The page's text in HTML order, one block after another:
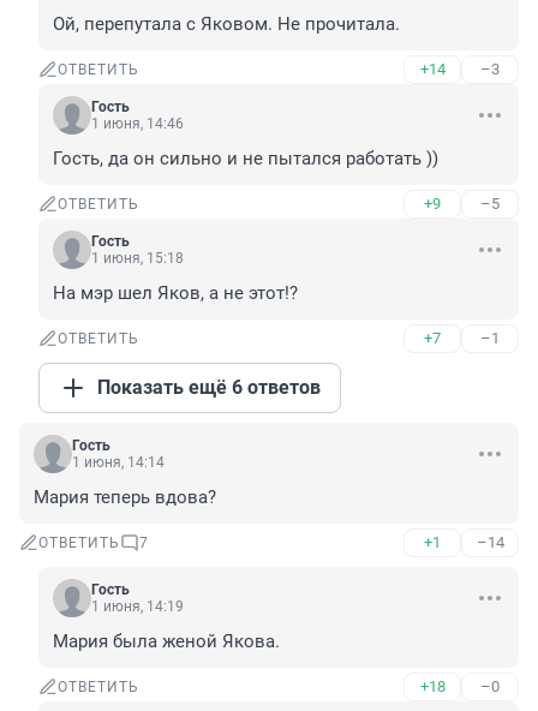
Ой, перепутала с Яковом. Не прочитала.
ОТВЕТИТЬ +14 –3
Гость
1 июня, 14:46
Гость, да он сильно и не пытался работать ))
ОТВЕТИТЬ +9 –5
Гость
1 июня, 15:18
На мэр шел Яков, а не этот!?
ОТВЕТИТЬ +7 –1
Показать ещё 6 ответов
Гость
1 июня, 14:14
Мария теперь вдова?
ОТВЕТИТЬ 7 +1 –14
Гость
1 июня, 14:19
Мария была женой Якова.
ОТВЕТИТЬ +18 –0